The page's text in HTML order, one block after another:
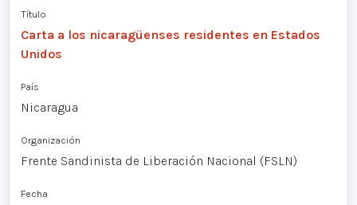
Título
Carta a los nicaragüenses residentes en Estados
Unidos
País
Nicaragua
Organización
Frente Sandinista de Liberación Nacional (FSLN)
Fecha